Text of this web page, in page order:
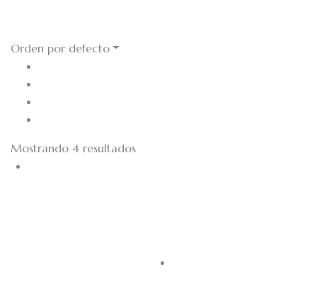
Orden por defecto
Mostrando 4 resultados